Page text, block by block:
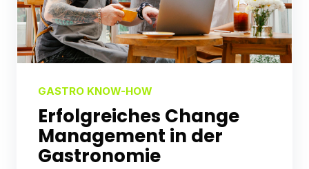
GASTRO KNOW-HOW
Erfolgreiches Change
Management in der
Gastronomie